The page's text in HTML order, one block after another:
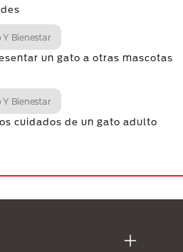
Y Bienestar
un gato a otras mascotas
Y Bienestar
cuidados de un gato adulto